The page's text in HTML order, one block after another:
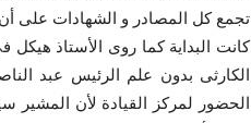
تجمع كل المصادر و الشهادات على
الكارثى بدون علم الرئيس عبد
الحضور لمركز القيادة لأن المشير